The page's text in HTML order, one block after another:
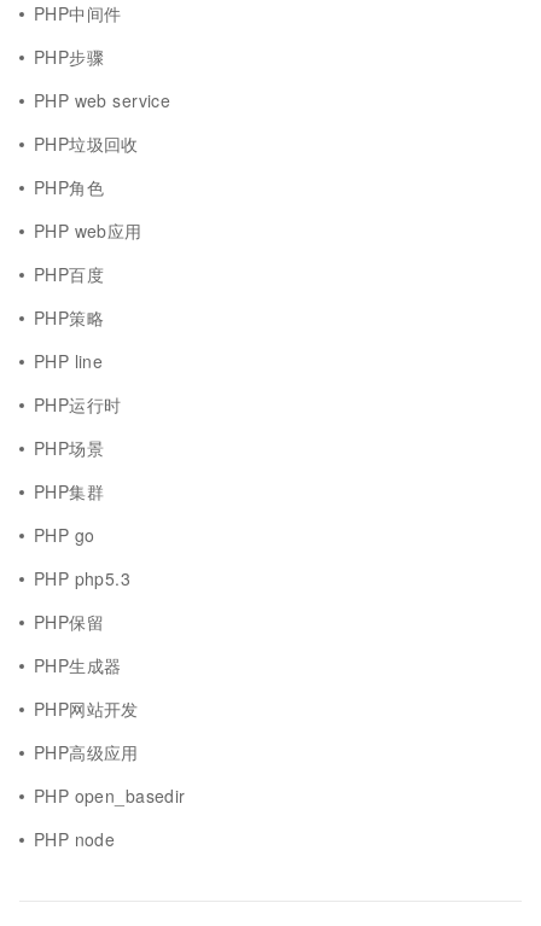
PHP中间件
PHP步骤
PHP web service
PHP垃圾回收
PHP角色
PHP web应用
PHP百度
PHP策略
PHP line
PHP运行时
PHP场景
PHP集群
PHP go
PHP php5.3
PHP保留
PHP生成器
PHP网站开发
PHP高级应用
PHP open_basedir
PHP node